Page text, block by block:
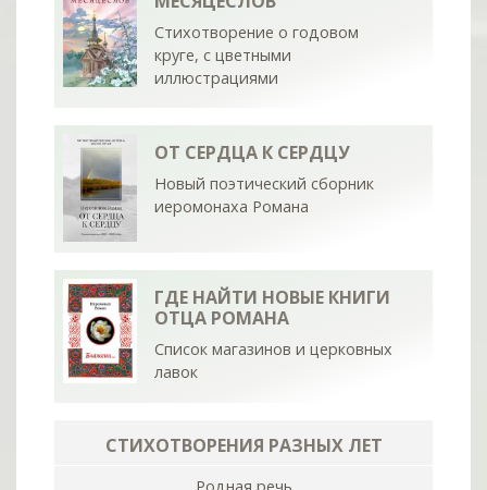
Стихотворение о годовом
круге, с цветными
иллюстрациями
ОТ СЕРДЦА К СЕРДЦУ
Новый поэтический сборник
иеромонаха Романа
ГДЕ НАЙТИ НОВЫЕ КНИГИ
ОТЦА РОМАНА
Список магазинов и церковных
лавок
СТИХОТВОРЕНИЯ РАЗНЫХ ЛЕТ